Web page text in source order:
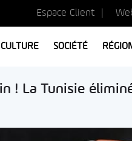
Espace Client
CULTURE SOCIÉTÉ
! La Tunisie